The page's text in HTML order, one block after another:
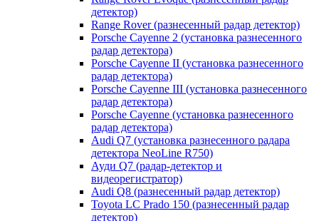
детектор)
Range Rover (разнесенный радар детектор)
Porsche Cayenne 2 (установка разнесенного
радар детектора)
Porsche Cayenne II (установка разнесенного
радар детектора)
Porsche Cayenne III (установка разнесенного
радар детектора)
Porsche Cayenne (установка разнесенного
радар детектора)
Audi Q7 (установка разнесенного радара
детектора NeoLine R750)
Ауди Q7 (радар-детектор и
видеорегистратор)
Audi Q8 (разнесенный радар детектор)
Toyota LC Prado 150 (разнесенный радар
детектор)